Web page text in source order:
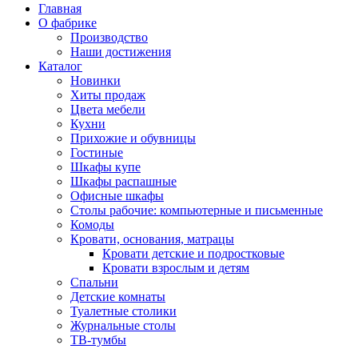
Главная
О фабрике
Производство
Наши достижения
Каталог
Новинки
Хиты продаж
Цвета мебели
Кухни
Прихожие и обувницы
Гостиные
Шкафы купе
Шкафы распашные
Офисные шкафы
Столы рабочие: компьютерные и письменные
Комоды
Кровати, основания, матрацы
Кровати детские и подростковые
Кровати взрослым и детям
Спальни
Детские комнаты
Туалетные столики
Журнальные столы
ТВ-тумбы